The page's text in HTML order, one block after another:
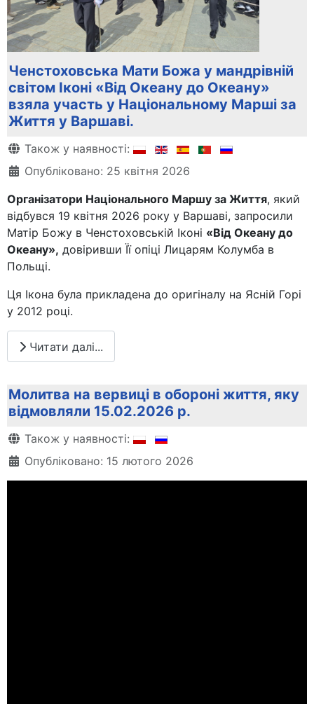
Ченстоховська Мати Божа у мандрівній
світом Іконі «Від Океану до Океану»
взяла участь у Національному Марші за
Життя у Варшаві.
Деталі
Також у наявності:
Опубліковано: 25 квітня 2026
Організатори Національного Маршу за Життя, який
відбувся 19 квітня 2026 року у Варшаві, запросили
Матір Божу в Ченстоховській Іконі «Від Океану до
Океану», довіривши Її опіці Лицарям Колумба в
Польщі.
Ця Ікона була прикладена до оригіналу на Ясній Горі
у 2012 році.
Читати далі...
Молитва на вервиці в обороні життя, яку
відмовляли 15.02.2026 р.
Деталі
Також у наявності:
Опубліковано: 15 лютого 2026